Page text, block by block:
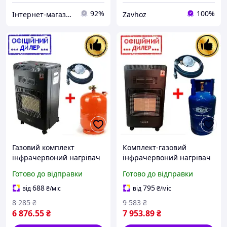
Інтернет-магазин "Все для тебе" 92% Zavhoz 100%
Газовий комплект
інфрачервоний нагрівач
+ побутовий балон 12 л +
редуктор + шланг 2 м
Готово до відправки
від688₴/міс
6 876.55₴
8 285 ₴
Комплект-газовий
інфрачервоний нагрівач
+ побутовий балон 27 л +
редуктор + шланг 2 м
Готово до відправки
від795₴/міс
7 953.89₴
9 583 ₴